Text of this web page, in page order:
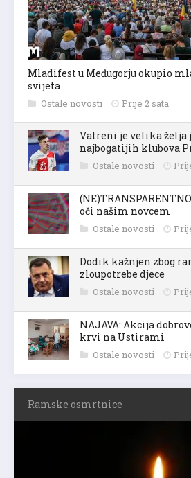
Mladifest u Međugorju okupio
svijeta
Ostale novosti Prije 2 sata
Vatreni je velika želja
najbogatijih klubova
Ostale novosti
oči našim novcem
Ostale novosti
Dodik kažnjen zbog
zloupotrebe djece
Ostale novosti
NAJAVA: Akcija
krvi na Ustirami
Ostale novosti
Ramske osmrtnice